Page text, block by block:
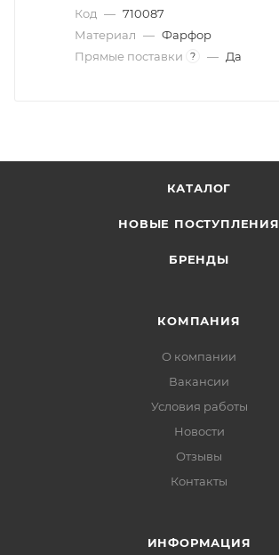
Код — 710087
Материал — Фарфор
Прямые поставки
? — Да
КАТАЛОГ
НОВЫЕ ПОСТУПЛЕНИЯ
БРЕНДЫ
КОМПАНИЯ
О компании
Вакансии
Условия работы
Новости
Отзывы
Контакты
ИНФОРМАЦИЯ